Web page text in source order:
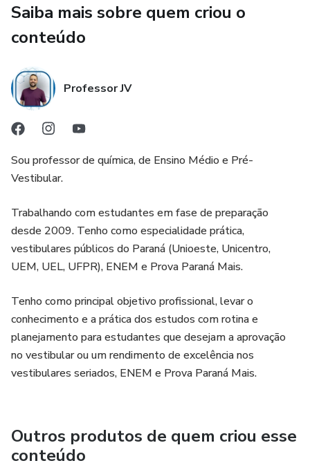
raciocínio do aluno, identifique erros de interpretação e
intervenha no momento certo — algo que não acontece
em cursos exclusivamente gravados.
A Específica de Química – Trilhamente foi desenvolvida
para estudantes que já estudam Química, mas sentem
dificuldade em interpretar questões, entender o raciocínio
das bancas e transformar estudo em resultado real na
O curso não tem como objetivo apenas “rever conteúdo”,
fenômenos, interpretação de enunciados e estratégia de
resolução, exatamente como os vestibulares cobram.
📚 COMO FUNCIONAM AS AULAS
Aulas 100% ao vivo, com gravação disponível para acesso
posterior
Explicação do conteúdo sempre conectada ao perfil das
provas
Espaço para dúvidas durante a aula
Saiba mais sobre quem criou o
conteúdo
Professor JV
Sou professor de química, de Ensino Médio e Pré-
Vestibular.
Trabalhando com estudantes em fase de preparação
desde 2009. Tenho como especialidade prática,
vestibulares públicos do Paraná (Unioeste, Unicentro,
UEM, UEL, UFPR), ENEM e Prova Paraná Mais.
Tenho como principal objetivo profissional, levar o
conhecimento e a prática dos estudos com rotina e
planejamento para estudantes que desejam a aprovação
no vestibular ou um rendimento de excelência nos
vestibulares seriados, ENEM e Prova Paraná Mais.
Outros produtos de quem criou esse
conteúdo